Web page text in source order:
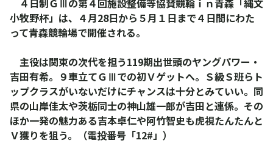
小牧野杯」は、４月28日から５月１日まで４日間にわた
って青森競輪場で開催される。
主役は関東の次代を担う119期出世頭のヤングパワー・
吉田有希。９車立てＧⅢでの初Ｖゲットへ。Ｓ級Ｓ班らト
ップクラスがいないだけにチャンスは十分とみていい。同
県の山岸佳太や茨栃同士の神山雄一郎が吉田と連係。その
ほか一発の魅力ある吉本卓仁や阿竹智史も虎視たんたんと
Ｖ獲りを狙う。（電投番号「12#」）